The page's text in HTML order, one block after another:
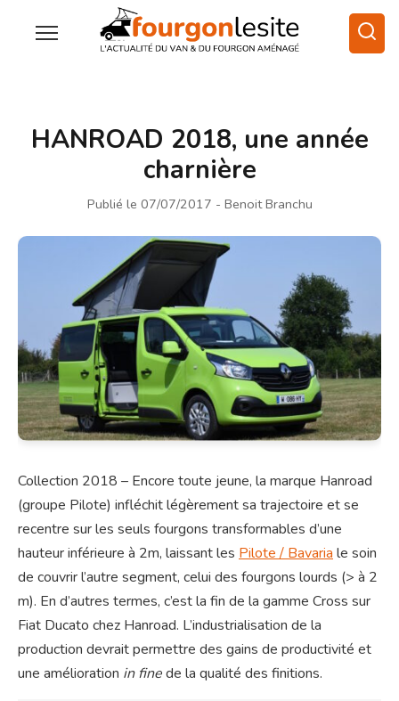
HANROAD 2018, une année
charnière
Publié le 07/07/2017 - Benoit Branchu
Collection 2018 – Encore toute jeune, la marque Hanroad
(groupe Pilote) infléchit légèrement sa trajectoire et se
recentre sur les seuls fourgons transformables d’une
hauteur inférieure à 2m, laissant les Pilote / Bavaria le soin
de couvrir l’autre segment, celui des fourgons lourds (> à 2
m). En d’autres termes, c’est la fin de la gamme Cross sur
Fiat Ducato chez Hanroad. L’industrialisation de la
production devrait permettre des gains de productivité et
une amélioration in finede la qualité des finitions.